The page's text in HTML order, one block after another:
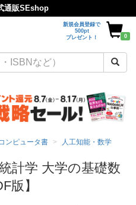
通販SEshop
新規会員登録で
500pt
プレゼント！
0
コンピュータ書 人工知能・数学
計学 大学の基礎数
版】